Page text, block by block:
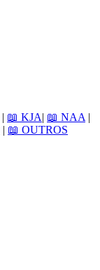
| 📖 KJA| 📖 NAA |
| 📖 OUTROS